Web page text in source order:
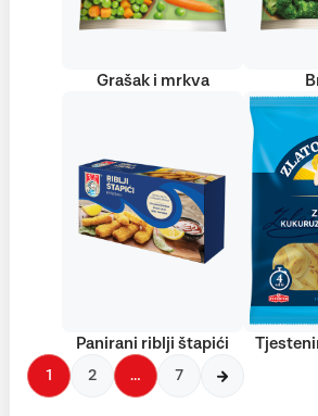
Grašak i mrkva
Panirani riblji štapići
1 2 … 7